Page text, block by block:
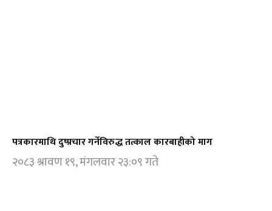
पत्रकारमाथि दुष्प्रचार गर्नेविरुद्ध तत्काल कारबाहीको माग
२०८३ श्रावण १९, मंगलवार २३:०९ गते